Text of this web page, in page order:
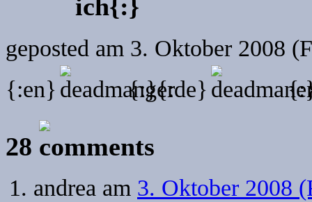
ich{:}
geposted am 3. Oktober 2008
{:en}
{:}{:de}
28
andrea am 3. Oktober 2008